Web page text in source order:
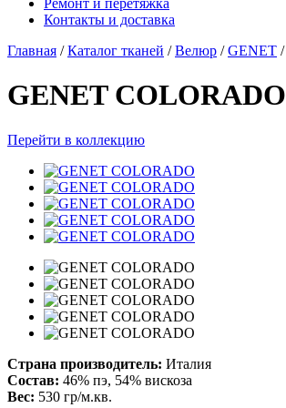
Ремонт и перетяжка
Контакты и доставка
Главная / Каталог тканей / Велюр / GENET /
GENET COLORADO
Перейти в коллекцию
Страна производитель: Италия
Состав: 46% пэ, 54% вискоза
Вес: 530 гр/м.кв.